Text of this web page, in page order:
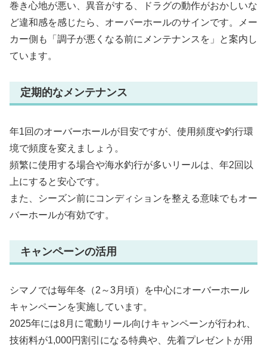
巻き心地が悪い、異音がする、ドラグの動作がおかしいな
ど違和感を感じたら、オーバーホールのサインです。メー
カー側も「調子が悪くなる前にメンテナンスを」と案内し
ています。
定期的なメンテナンス
年1回のオーバーホールが目安ですが、使用頻度や釣行環
境で頻度を変えましょう。
頻繁に使用する場合や海水釣行が多いリールは、年2回以
上にすると安心です。
また、シーズン前にコンディションを整える意味でもオー
バーホールが有効です。
キャンペーンの活用
シマノでは毎年冬（2～3月頃）を中心にオーバーホール
キャンペーンを実施しています。
2025年には8月に電動リール向けキャンペーンが行われ、
技術料が1,000円割引になる特典や、先着プレゼントが用